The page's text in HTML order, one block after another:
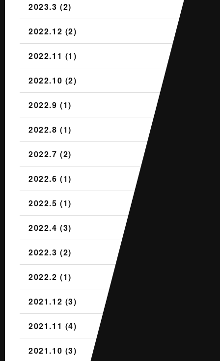
2023.3 (2)
2022.12 (2)
2022.11 (1)
2022.10 (2)
2022.9 (1)
2022.8 (1)
2022.7 (2)
2022.6 (1)
2022.5 (1)
2022.4 (3)
2022.3 (2)
2022.2 (1)
2021.12 (3)
2021.11 (4)
2021.10 (3)